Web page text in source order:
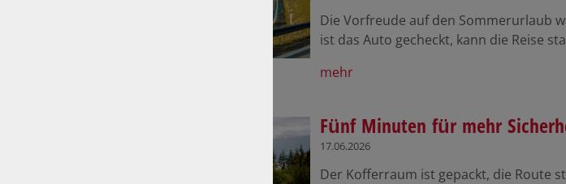
Die Vorfreude auf den Sommerurlaub
ist das Auto gecheckt, kann die Reise
mehr
Fünf Minuten für mehr
17.06.2026
Der Kofferraum ist gepackt, die Route